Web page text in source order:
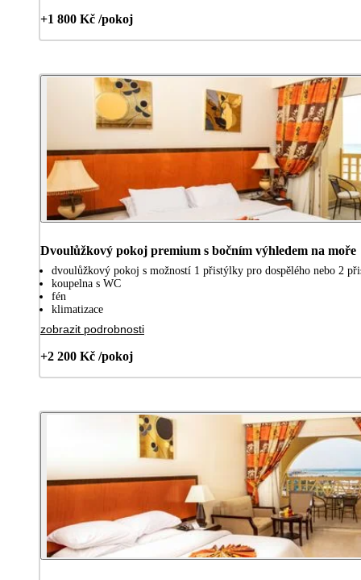
+1 800 Kč /pokoj
Dvoulůžkový pokoj premium s bočním výhledem na moře
dvoulůžkový pokoj s možností 1 přistýlky pro dospělého nebo 2
koupelna s WC
fén
klimatizace
zobrazit podrobnosti
+2 200 Kč /pokoj